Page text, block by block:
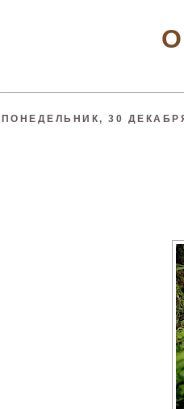
ПОНЕДЕЛЬНИК, 30